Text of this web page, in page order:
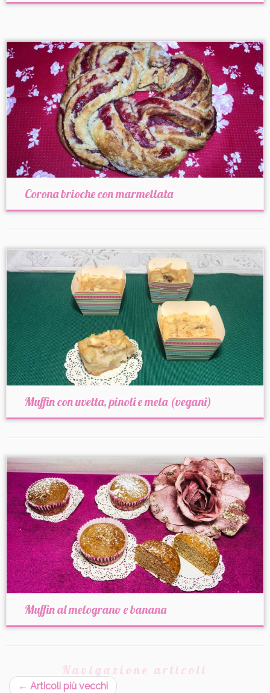
Corona brioche con marmellata
Muffin con uvetta, pinoli e mela (vegani)
Muffin al melograno e banana
Navigazione articoli
← Articoli più vecchi